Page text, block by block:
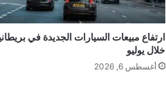
ارتفاع مبيعات السيارات الجديدة في
خلال يوليو
أغسطس 6, 2026